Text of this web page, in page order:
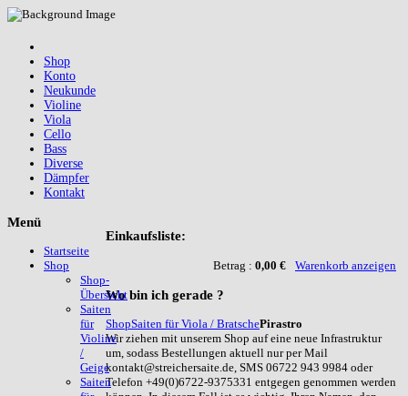
Shop
Konto
Neukunde
Violine
Viola
Cello
Bass
Diverse
Dämpfer
Kontakt
Einkaufsliste:
Betrag : 0,00 € Warenkorb anzeigen
Wobin ich gerade ?
ShopSaiten für Viola / BratschePirastro
Wir ziehen mit unserem Shop auf eine neue Infrastruktur
um, sodass Bestellungen aktuell nur per Mail
kontakt@streichersaite.de, SMS 06722 943 9984 oder
Telefon +49(0)6722-9375331 entgegen genommen werden
Menü
Startseite
Shop
Shop-
Übersicht
Saiten
für
Violine
/
Geige
Saiten